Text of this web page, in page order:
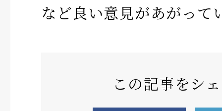
など良い意見があがって
この記事をシ